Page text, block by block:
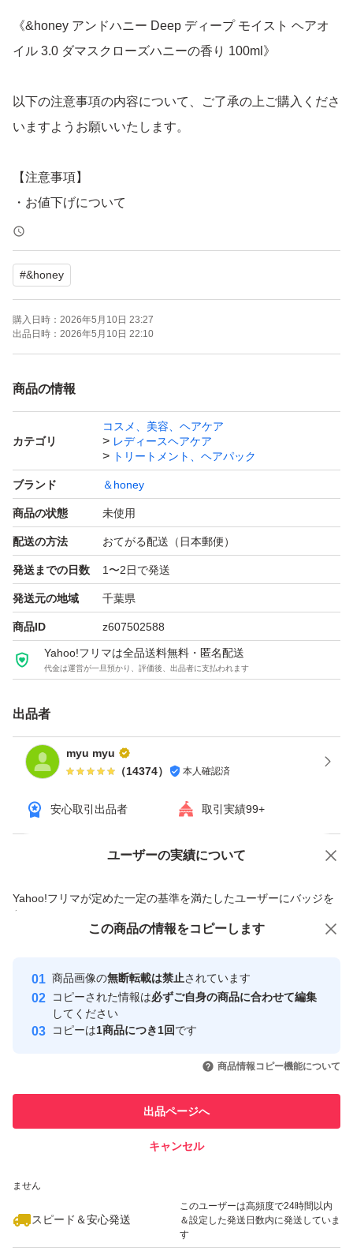
《&honey アンドハニー Deep ディープ モイスト ヘアオ
イル 3.0 ダマスクローズハニーの香り 100ml》
以下の注意事項の内容について、ご了承の上ご購入くださ
いますようお願いいたします。
【注意事項】
・お値下げについて
申し訳ございませんが、ご対応出来かねます。
・発送について
お支払いが完了された時点から2日以内に発送いたしま
す。
急ぎ、発送の催促はご遠慮ください。
新品未使用ですが、容器表面のベタつき、汚れ等がござい
詰め替え用としてご使用いただくか、気になさらない方の
み購入くださいますようお願いいたします。
・梱包について
プチプチで梱包し、発送いたします。
紙製の外袋（ゆうパケットポストmini封筒等）を使用する
場合がございます。
・正規品に関する質問について
出品商品は全て正規品になります。少しでも気にされる方
以上、よろしくお願い申し上げます。
#&honey
購入日時： 2026年5月10日 23:27
出品日時： 2026年5月10日 22:10
商品の情報
カテゴリ
コスメ、美容、ヘアケア
レディースヘアケア
トリートメント、ヘアパック
ブランド ＆honey
商品の状態 未使用
配送の方法 おてがる配送（日本郵便）
発送までの日数 1〜2日で発送
発送元の地域 千葉県
商品ID z607502588
Yahoo!フリマは全品送料無料・匿名配送
代金は運営が一旦預かり、評価後、出品者に支払われます
出品者
myu myu
（14374） 本人確認済
安心取引出品者 取引実績99+
ユーザーの実績について
Yahoo!フリマが定めた一定の基準を満たしたユーザーにバッジを
付与しています
安心取引出品者
心・安全なユーザーです
取引実績
引を完了させた実績があります
での取引実績があります
ません
スピード＆安心発送
このユーザーは高頻度で24時間以内
＆設定した発送日数内に発送していま
す
価格の相談 商品への質問
この商品の情報をコピーします
商品画像の無断転載は禁止されています
コピーされた情報は必ずご自身の商品に合わせて編集
してください
コピーは1商品につき1回です
商品情報コピー機能について
出品ページへ
キャンセル
この商品をみている人にオススメ